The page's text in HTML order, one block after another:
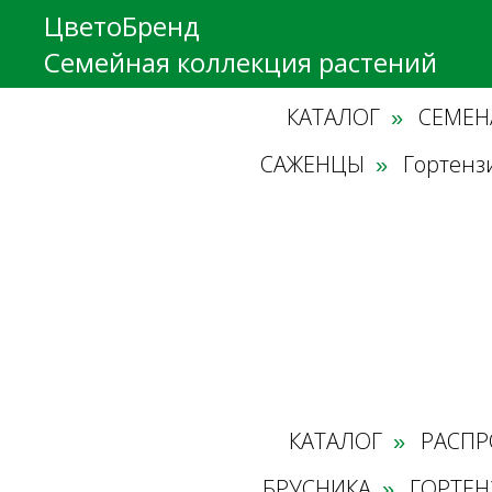
ЦветоБренд
Семейная коллекция растений
КАТАЛОГ »
САЖЕНЦЫ »
КАТАЛОГ »